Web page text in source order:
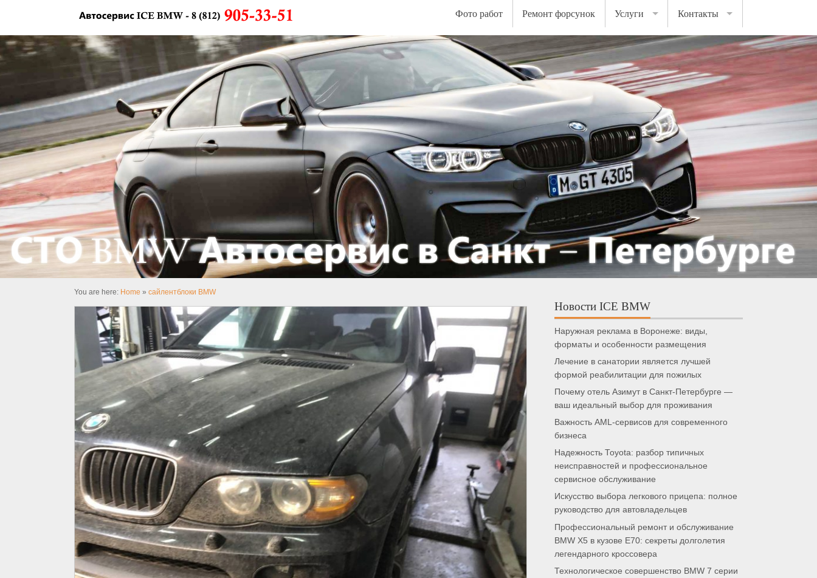
Фото работ Ремонт форсунок Услуги Контакты
You are here: Home » сайлентблоки BMW
Новости ICE BMW
Наружная реклама в Воронеже: виды,
форматы и особенности размещения
Лечение в санатории является лучшей
формой реабилитации для пожилых
Почему отель Азимут в Санкт-Петербурге —
ваш идеальный выбор для проживания
Важность AML-сервисов для современного
бизнеса
Надежность Toyota: разбор типичных
неисправностей и профессиональное
сервисное обслуживание
Искусство выбора легкового прицепа: полное
руководство для автовладельцев
Профессиональный ремонт и обслуживание
BMW X5 в кузове E70: секреты долголетия
легендарного кроссовера
Технологическое совершенство BMW 7 серии